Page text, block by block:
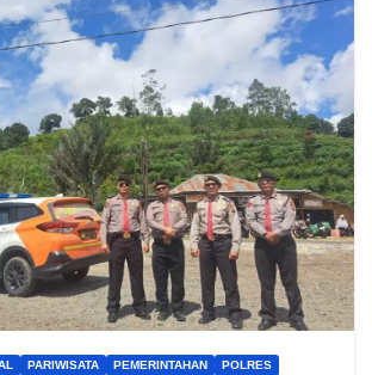
PARIWISATA PEMERINTAHAN POLRES